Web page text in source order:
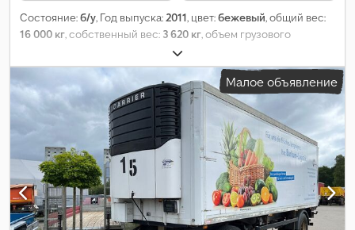
Состояние:б/у, Год выпуска:2011, цвет:бежевый, общий вес:
16 000 кг, собственный вес: 3 620 кг, объем грузового
, ширина пространства для загрузки:
2 460 мм, длина грузового отсека:6 980 мм, высота грузового
отсека:
2 560 мм , Малое объявление